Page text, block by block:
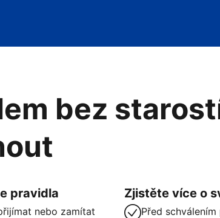
bez
pravidla
nebo zamítat
Zjistěte více o
Před